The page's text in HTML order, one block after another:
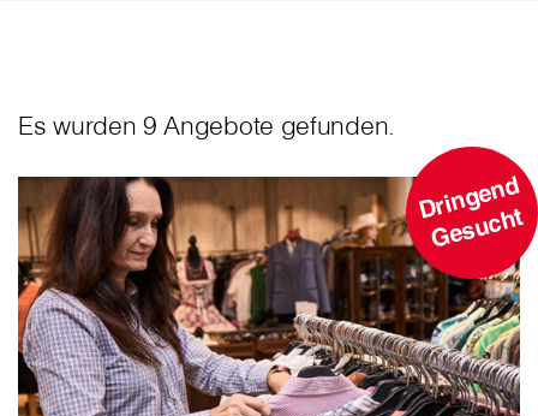
Es wurden 9 Angebote gefunden.
D
ri
n
g
e
n
d
G
e
s
u
c
ht